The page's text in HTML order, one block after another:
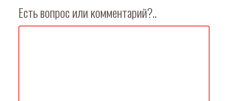
Есть вопрос или комментарий?..